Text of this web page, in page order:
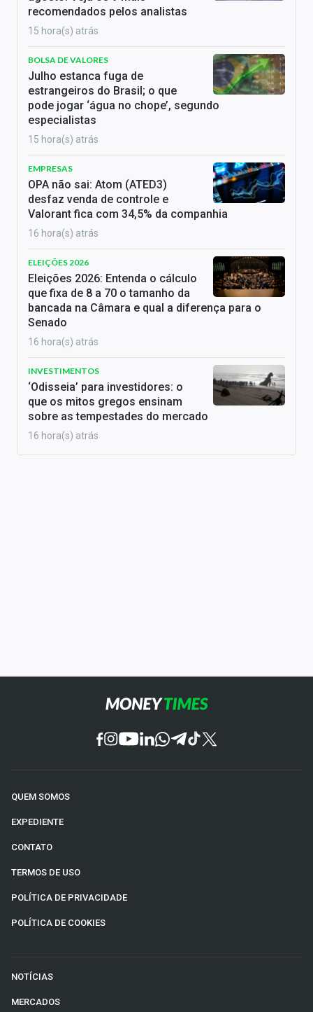
recomendados pelos analistas
15 hora(s) atrás
BOLSA DE VALORES
Julho estanca fuga de
estrangeiros do Brasil; o que
pode jogar ‘água no chope’, segundo
especialistas
15 hora(s) atrás
EMPRESAS
OPA não sai: Atom (ATED3)
desfaz venda de controle e
Valorant fica com 34,5% da companhia
16 hora(s) atrás
ELEIÇÕES 2026
Eleições 2026: Entenda o cálculo
que fixa de 8 a 70 o tamanho da
bancada na Câmara e qual a diferença para o
Senado
16 hora(s) atrás
INVESTIMENTOS
‘Odisseia’ para investidores: o
que os mitos gregos ensinam
sobre as tempestades do mercado
16 hora(s) atrás
QUEM SOMOS
EXPEDIENTE
CONTATO
TERMOS DE USO
POLÍTICA DE PRIVACIDADE
POLÍTICA DE COOKIES
NOTÍCIAS
MERCADOS